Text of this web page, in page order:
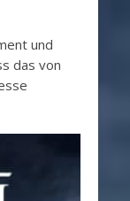
und
das von